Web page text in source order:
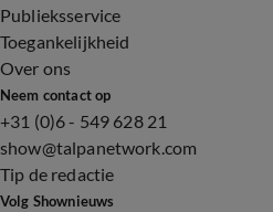
Publieksservice
Toegankelijkheid
Over ons
Neem contact op
+31 (0)6 - 549 628 21
show@talpanetwork.com
Tip de redactie
Volg Shownieuws